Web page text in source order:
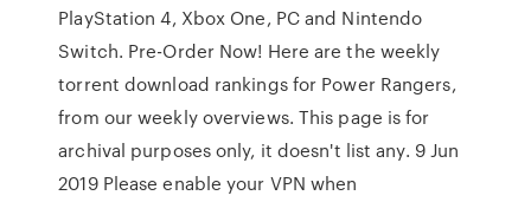
PlayStation 4, Xbox One, PC and Nintendo
Switch. Pre-Order Now! Here are the weekly
torrent download rankings for Power Rangers,
from our weekly overviews. This page is for
archival purposes only, it doesn't list any. 9 Jun
2019 Please enable your VPN when